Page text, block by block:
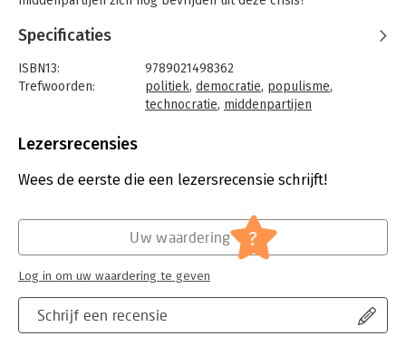
Dit boek biedt een scherpe analyse van de Nederlandse
politiek in de afgelopen decennia, en de Rutte-jaren in het
bijzonder. In hun poging een zo groot mogelijke groep kiezers
na te jagen, maakten middenpartijen zich juist inwisselbaar. Elf
jaar lang namen zij hun toevlucht tot middencoalities. Op de
gas tot stikstof en corona – vertrouwden deze opeenvolgende
aan de kiezer werd ontnomen. Tom van der Meer laat zien
gaf aan het succes van BBB, NSC en PVV in 2023.
Specificaties
ISBN13:
9789021498362
Trefwoorden:
politiek, democratie, populisme,
technocratie, middenpartijen
Bindwijze:
Bestandsformaat:
epub
Verschijningsdatum:
19-3-2024
Hoofdrubriek:
Lezersrecensies
Wees de eerste die een lezersrecensie schrijft!
Schrijf een recensie
Uw waardering ?
Log in om uw waardering te geven